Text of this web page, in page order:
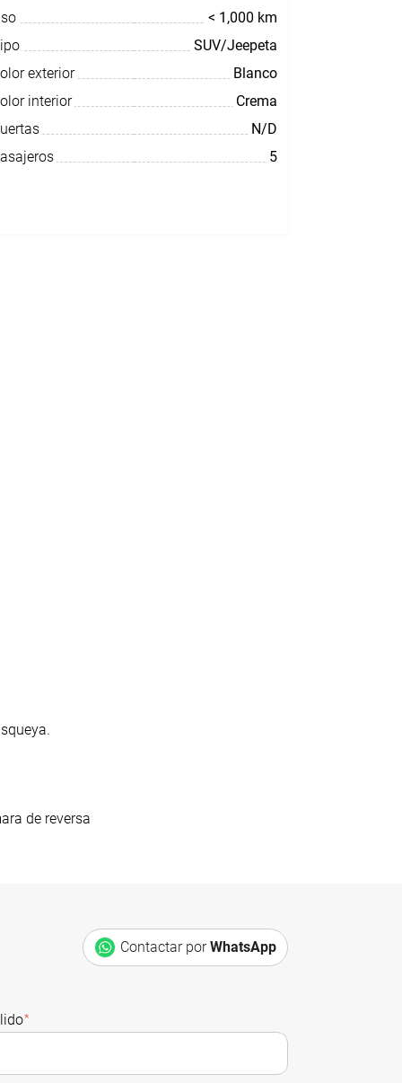
< 1,000 km
SUV/Jeepeta
exterior
Blanco
interior
Crema
N/D
5
de reversa
Contactar porWhatsApp
*